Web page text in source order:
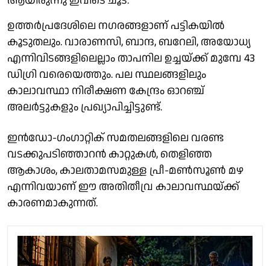
ഉത്തർപ്രദേശിലെ നഗരങ്ങളാണ് പട്ടികയിൽ
കൂടുതലും. വാരാണസി, ബാന്ദ, ബറേലി, അയോധ്യ
എന്നിവിടങ്ങളിലെല്ലാം താപനില ഉച്ചയ്ക്ക് മുമ്പേ 43
ഡിഗ്രി വരെയെത്തും. പല സ്ഥലങ്ങളിലും
കാലാവസ്ഥാ നിരീക്ഷണ കേന്ദ്രം ഓറഞ്ച്
അലർട്ടുകളും പ്രഖ്യാപിച്ചിട്ടുണ്ട്.
ഇൻഡോ-ഗംഗാറ്റിക് സമതലങ്ങളിലെ വരണ്ട
വടക്കുപടിഞ്ഞാറൻ കാറ്റുകൾ, തെളിഞ്ഞ
ആകാശം, കാലതാമസമുള്ള പ്രീ-മൺസൂൺ മഴ
എന്നിവയാണ് ഈ അതിതീവ്ര കാലാവസ്ഥയ്ക്ക്
കാരണമാകുന്നത്.